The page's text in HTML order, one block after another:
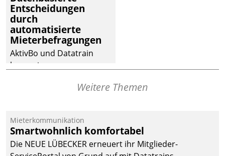
Dialogführung ermöglicht
dem externen
Serviceteam, Anrufe von
Mietenden zügiger und
effizienter zu bearbeiten.
Entscheidungen
durch
automatisierte
Mieterbefragungen
AktivBo und Datatrain
kooperieren –
profitieren: Die nahtlose
Datatrain ermöglicht
automatisiert ausgelöste,
zielgerichtete
Weitere Themen
Mieterkommunikation
Smartwohnlich komfortabel
Die NEUE LÜBECKER erneuert ihr Mitglieder-